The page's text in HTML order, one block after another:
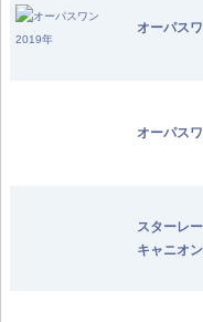
オーパス
オーパス
スターレ
キャニオ